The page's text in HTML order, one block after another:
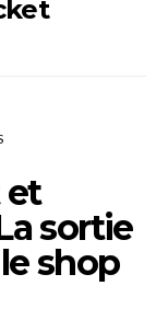
et
sortie
shop